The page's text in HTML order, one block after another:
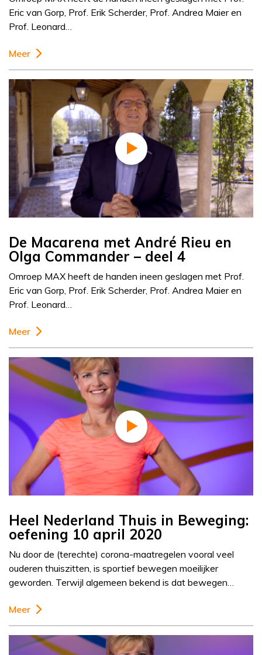
Eric van Gorp, Prof. Erik Scherder, Prof. Andrea Maier en
Prof. Leonard…
Meer
De Macarena met André Rieu en
Olga Commander – deel 4
Omroep MAX heeft de handen ineen geslagen met Prof.
Eric van Gorp, Prof. Erik Scherder, Prof. Andrea Maier en
Prof. Leonard…
Meer
Heel Nederland Thuis in Beweging:
oefening 10 april 2020
Nu door de (terechte) corona-maatregelen vooral veel
ouderen thuiszitten, is sportief bewegen moeilijker
geworden. Terwijl algemeen bekend is dat bewegen…
Meer